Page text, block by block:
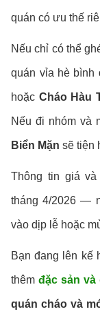
quán có ưu thế
Nếu chỉ có thể
quán vỉa hè bình
hoặc Cháo Hàu
Nếu đi nhóm và
Biển Mặn sẽ tiện
Thông tin giá
tháng 4/2026 —
vào dịp lễ hoặc
Bạn đang lên kế
thêmđặc sản và
quán cháo và